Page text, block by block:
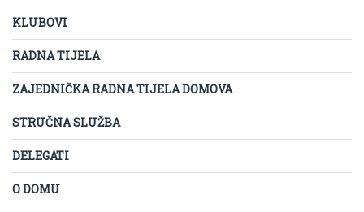
KLUBOVI
RADNA TIJELA
ZAJEDNIČKA RADNA TIJELA DOMOVA
STRUČNA SLUŽBA
DELEGATI
O DOMU